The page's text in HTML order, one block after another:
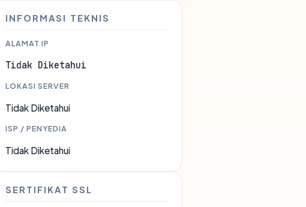
INFORMASI TEKNIS
ALAMAT IP
Tidak Diketahui
LOKASI SERVER
Tidak Diketahui
ISP / PENYEDIA
Tidak Diketahui
SERTIFIKAT SSL